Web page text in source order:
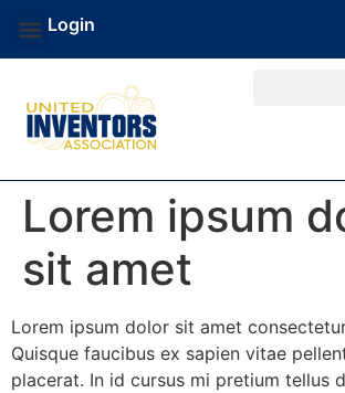
Login
Lorem ipsum
sit amet
Lorem ipsum dolor sit amet
Quisque faucibus ex sapien vitae
placerat. In id cursus mi pretium tellus